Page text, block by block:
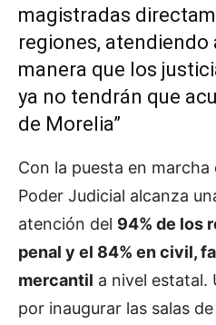
magistradas
regiones, atendiendo
manera que los
ya no tendrán que
de Morelia”
Con la puesta en marcha
Poder Judicial alcanza
atención del 94% de los
penal y el 84% en civil,
mercantil a nivel estatal.
por inaugurar las salas